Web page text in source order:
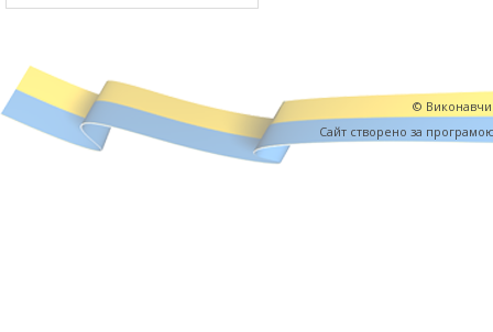
©
Cайт створено за